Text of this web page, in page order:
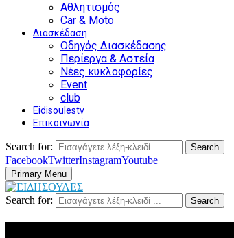
Αθλητισμός
Car & Moto
Διασκέδαση
Οδηγός Διασκέδασης
Περίεργα & Αστεία
Νέες κυκλοφορίες
Event
club
Eidisoulestv
Επικοινωνία
Search for: Search
FacebookTwitterInstagramYoutube
Primary Menu
Search for: Search